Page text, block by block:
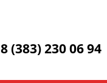
8 (383) 230 06 94